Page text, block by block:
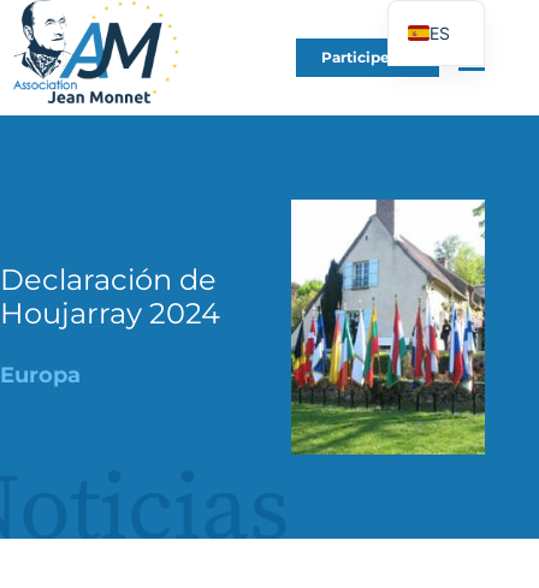
Participe en
Declaración de
Houjarray 2024
Europa
ES
FR
EN
PT
PL
UK